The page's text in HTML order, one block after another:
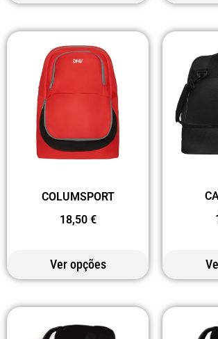
COLUMSPORT
18,50 €
Ver opções